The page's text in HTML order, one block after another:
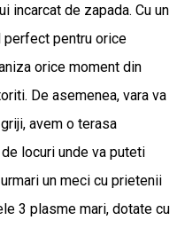
incarcat de zapada. Cu un
pentru orice
orice moment din
De asemenea, vara va
avem o terasa
locuri unde va puteti
un meci cu prietenii
3 plasme mari, dotate cu